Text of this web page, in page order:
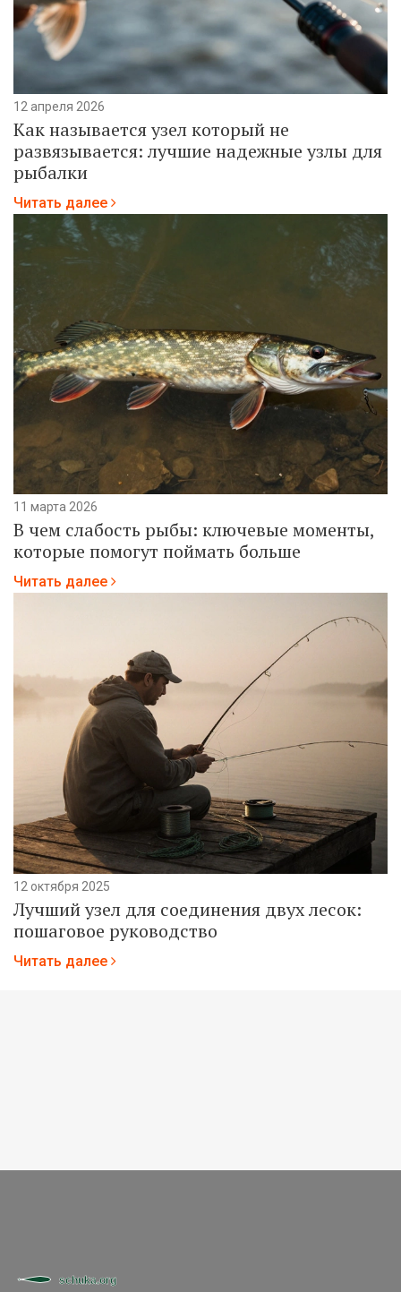
12 апреля 2026
Как называется узел который не
развязывается: лучшие надежные узлы для
рыбалки
Читать далее
11 марта 2026
В чем слабость рыбы: ключевые моменты,
которые помогут поймать больше
Читать далее
12 октября 2025
Лучший узел для соединения двух лесок:
пошаговое руководство
Читать далее